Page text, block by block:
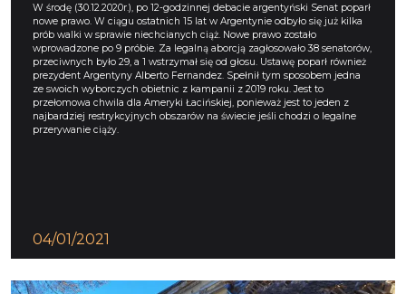
W środę (30.12.2020r.), po 12-godzinnej debacie argentyński Senat poparł
nowe prawo. W ciągu ostatnich 15 lat w Argentynie odbyło się już kilka
prób walki w sprawie niechcianych ciąż. Nowe prawo zostało
wprowadzone po 9 próbie. Za legalną aborcją zagłosowało 38 senatorów,
przeciwnych było 29, a 1 wstrzymał się od głosu. Ustawę poparł również
prezydent Argentyny Alberto Fernandez. Spełnił tym sposobem jedna
ze swoich wyborczych obietnic z kampanii z 2019 roku. Jest to
przełomowa chwila dla Ameryki Łacińskiej, ponieważ jest to jeden z
najbardziej restrykcyjnych obszarów na świecie jeśli chodzi o legalne
przerywanie ciąży.
04/01/2021